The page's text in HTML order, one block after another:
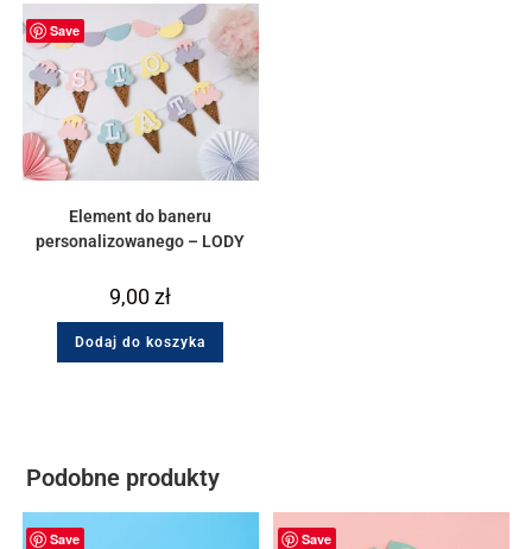
Save
Element do baneru
personalizowanego – LODY
9,00zł
Dodaj do koszyka
Podobne produkty
Save Save